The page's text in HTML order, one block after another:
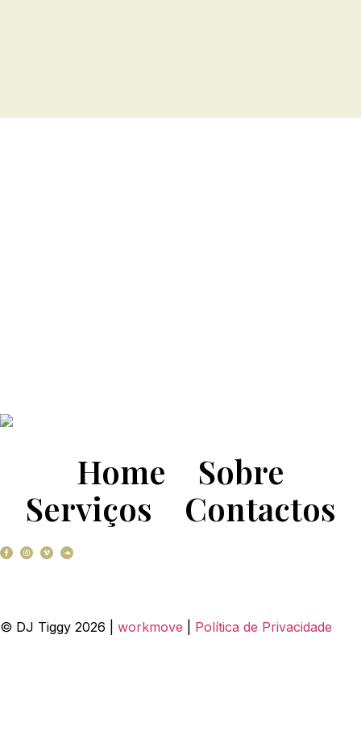
Home
Sobre
Serviços
Contactos
© DJ Tiggy 2026 workmove Política de Privacidade